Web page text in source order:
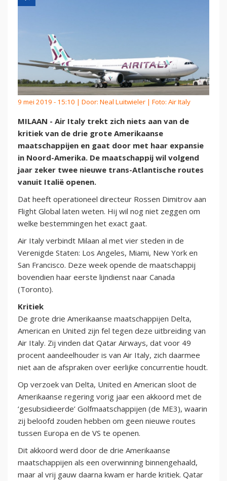
9 mei 2019 - 15:10 | Door: Neal Luitwieler | Foto: Air Italy
MILAAN - Air Italy trekt zich niets aan van de
kritiek van de drie grote Amerikaanse
maatschappijen en gaat door met haar expansie
in Noord-Amerika. De maatschappij wil volgend
jaar zeker twee nieuwe trans-Atlantische routes
vanuit Italië openen.
Dat heeft operationeel directeur Rossen Dimitrov aan
Flight Global laten weten. Hij wil nog niet zeggen om
welke bestemmingen het exact gaat.
Air Italy verbindt Milaan al met vier steden in de
Verenigde Staten: Los Angeles, Miami, New York en
San Francisco. Deze week opende de maatschappij
bovendien haar eerste lijndienst naar Canada
(Toronto).
Kritiek
De grote drie Amerikaanse maatschappijen Delta,
American en United zijn fel tegen deze uitbreiding van
Air Italy. Zij vinden dat Qatar Airways, dat voor 49
procent aandeelhouder is van Air Italy, zich daarmee
niet aan de afspraken over eerlijke concurrentie houdt.
Op verzoek van Delta, United en American sloot de
Amerikaanse regering vorig jaar een akkoord met de
‘gesubsidieerde’ Golfmaatschappijen (de ME3), waarin
zij beloofd zouden hebben om geen nieuwe routes
tussen Europa en de VS te openen.
Dit akkoord werd door de drie Amerikaanse
maatschappijen als een overwinning binnengehaald,
maar al vrij gauw daarna kwam er harde kritiek. Qatar